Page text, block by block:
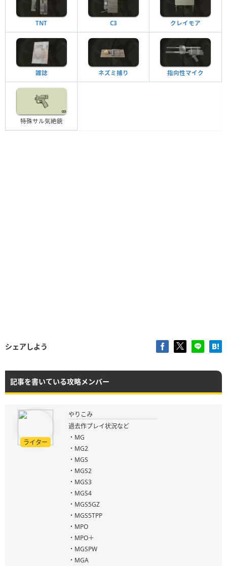
TNT C3 クレイモア
雑誌 ネズミ捕り 指向性マイク
特殊サル気絶銃
シェアしよう
記事を書いている攻略メンバー
ライター
やりこみ
過去作プレイ状況など
・MG
・MG2
・MGS
・MGS2
・MGS3
・MGS4
・MGS5GZ
・MGS5TPP
・MPO
・MPO＋
・MGSPW
・MGA